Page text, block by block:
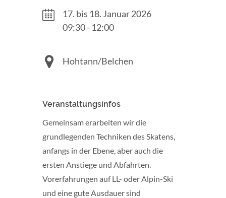
17. bis 18. Januar 2026
09:30 - 12:00
Hohtann/Belchen
Veranstaltungsinfos
Gemeinsam erarbeiten wir die
grundlegenden Techniken des Skatens,
anfangs in der Ebene, aber auch die
ersten Anstiege und Abfahrten.
Vorerfahrungen auf LL- oder Alpin-Ski
und eine gute Ausdauer sind